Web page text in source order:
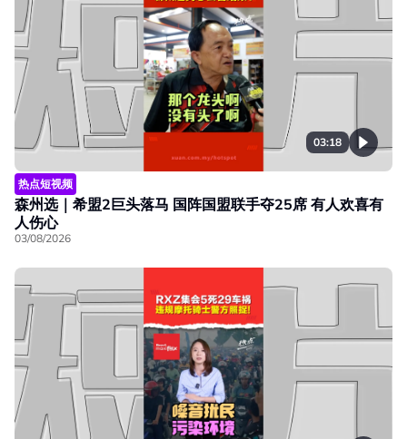
03:18
热点短视频
森州选｜希盟2巨头落马 国阵国盟联手夺25席 有人欢喜有
人伤心
03/08/2026